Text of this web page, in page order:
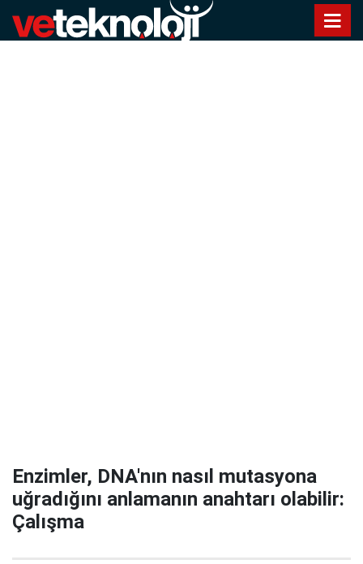
Enzimler, DNA'nın nasıl mutasyona
uğradığını anlamanın anahtarı olabilir:
Çalışma